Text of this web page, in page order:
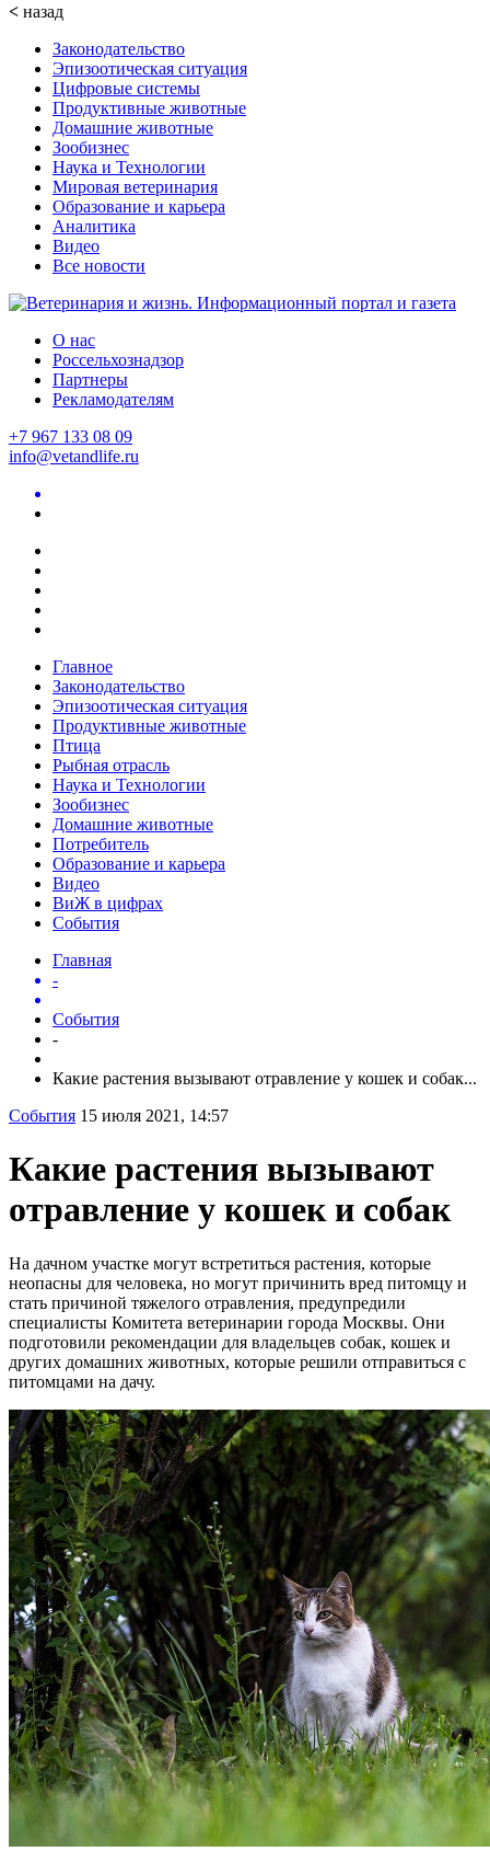
< назад
Законодательство
Эпизоотическая ситуация
Цифровые системы
Продуктивные животные
Домашние животные
Зообизнес
Наука и Технологии
Мировая ветеринария
Образование и карьера
Аналитика
Видео
Все новости
О нас
Россельхознадзор
Партнеры
Рекламодателям
+7 967 133 08 09
info@vetandlife.ru
Главное
Законодательство
Эпизоотическая ситуация
Продуктивные животные
Птица
Рыбная отрасль
Наука и Технологии
Зообизнес
Домашние животные
Потребитель
Образование и карьера
Видео
ВиЖ в цифрах
События
Главная
-
События
-
Какие растения вызывают отравление у кошек и собак...
События 15 июля 2021, 14:57
Какие растения вызывают
отравление у кошек и собак
На дачном участке могут встретиться растения, которые
неопасны для человека, но могут причинить вред питомцу и
стать причиной тяжелого отравления, предупредили
специалисты Комитета ветеринарии города Москвы. Они
подготовили рекомендации для владельцев собак, кошек и
других домашних животных, которые решили отправиться с
питомцами на дачу.